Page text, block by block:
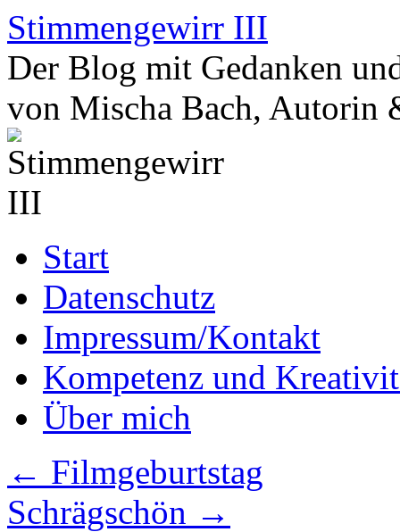
Zum
Inhalt
springen
Stimmengewirr III
Der Blog mit Gedanken
von Mischa Bach, Autorin
Start
Datenschutz
Impressum/Kontakt
Kompetenz und
Über mich
← Filmgeburtstag
Schrägschön →